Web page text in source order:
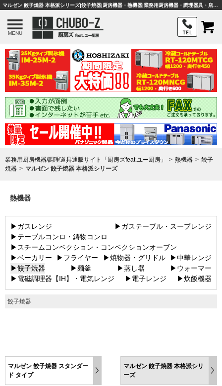
MENU
業務用厨房機器/調理道具通販サイト「厨房ズfeat.ユー厨房」 熱機器
餃子
焼器
マルゼン 餃子焼器 本格派シリーズ
熱機器
▶ガスレンジ
▶ガステーブル・スープレンジ
▶テーブルコンロ・鋳物コンロ
▶スチームコンベクション・コンベクションオーブン
▶ベーカリー
▶フライヤー ▶焼物器・グリドル
▶中華レンジ
▶餃子焼器
▶麺釜 ▶蒸し器
▶ウォーマー
▶電磁調理器【IH】・電気レンジ
▶電子レンジ ▶炊飯機器
餃子焼器
マルゼン 餃子焼器 スタンダー
ド タイプ
マルゼン 餃子焼器 本格派シリ
ーズ